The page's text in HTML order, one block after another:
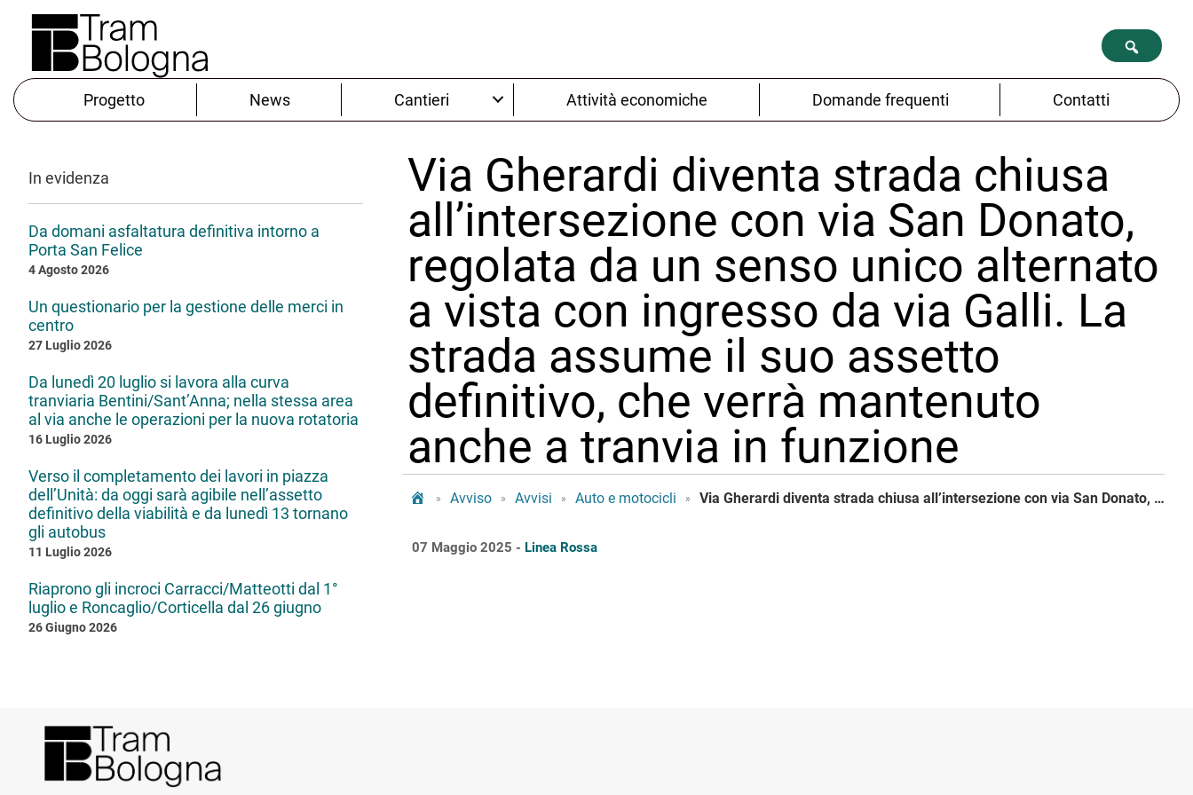
Progetto News Cantieri Attività economiche Domande frequenti Contatti
In evidenza
Da domani asfaltatura definitiva intorno a
Porta San Felice
4 Agosto 2026
Un questionario per la gestione delle merci in
centro
27 Luglio 2026
Da lunedì 20 luglio si lavora alla curva
tranviaria Bentini/Sant’Anna; nella stessa area
al via anche le operazioni per la nuova rotatoria
16 Luglio 2026
Verso il completamento dei lavori in piazza
dell’Unità: da oggi sarà agibile nell’assetto
definitivo della viabilità e da lunedì 13 tornano
gli autobus
11 Luglio 2026
Riaprono gli incroci Carracci/Matteotti dal 1°
luglio e Roncaglio/Corticella dal 26 giugno
26 Giugno 2026
Via Gherardi diventa strada chiusa
all’intersezione con via San Donato,
regolata da un senso unico alternato
a vista con ingresso da via Galli. La
strada assume il suo assetto
definitivo, che verrà mantenuto
anche a tranvia in funzione
Tram Bologna
» Avviso » Avvisi » Auto e motocicli » Via Gherardi diventa strada chiusa all’intersezione con via San Donato, regolata da un senso unico alternato a vista con ingresso da via Galli. La strada assume il suo assetto definitivo, che verrà mantenuto anche a tranvia in funzione
07 Maggio 2025 - Linea Rossa